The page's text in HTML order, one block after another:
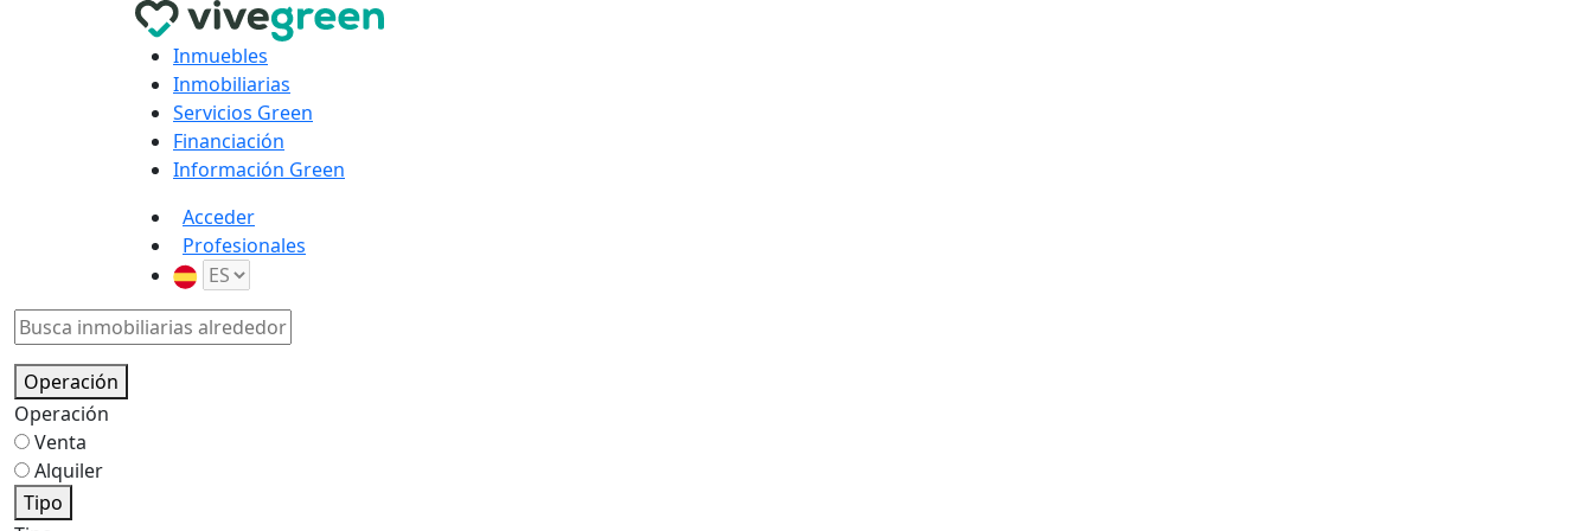
Inmuebles
Inmobiliarias
Servicios Green
Financiación
Información Green
Acceder
Profesionales
Operación
Operación
Venta
Alquiler
Tipo